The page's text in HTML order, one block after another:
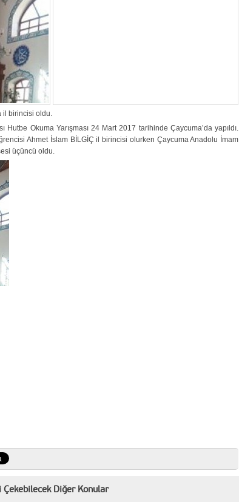
il birincisi oldu.
Okuma Yarışması 24 Mart 2017 tarihinde Çaycuma’da yapıldı.
Ahmet İslam BİLGİÇ il birincisi olurken Çaycuma Anadolu İmam
üçüncü oldu.
Çekebilecek Diğer Konular